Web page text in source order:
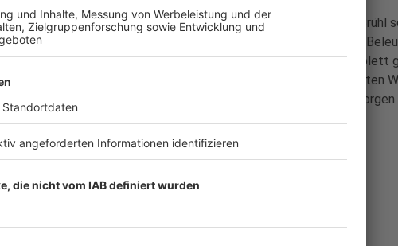
Der Fußweg von der Anna-Seghers-Straße bis zur Bonnstraße in Brühl
starten dort am Mittwoch (26. November) Arbeiten für eine neue
deshalb bis zum 10. Dezember für Fußgänger und Radfahrer komplett
Stadt will mit der Beleuchtung die Sicherheit auf dem viel genutzten
Südfriedhofs und des Pingsdorfer Bachs besonders am frühen Morgen
Weitere Themen von Rhein und Erft